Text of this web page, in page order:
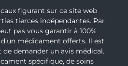
figurant sur ce site web
tierces indépendantes. Par
pas vous garantir à 100%
médicament offerts. Il est
demander un avis médical.
spécifique, de soins